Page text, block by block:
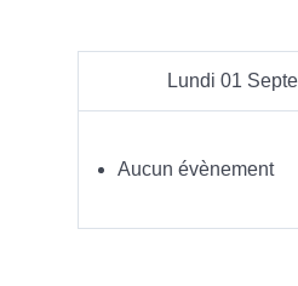
Lundi 01
Aucun évènement